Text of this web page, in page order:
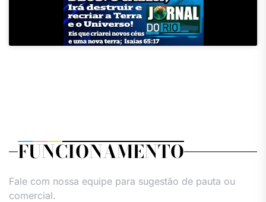
FUNCIONAMENTO
Fale com nossa equipe para sugestão de pauta ou
comercial.